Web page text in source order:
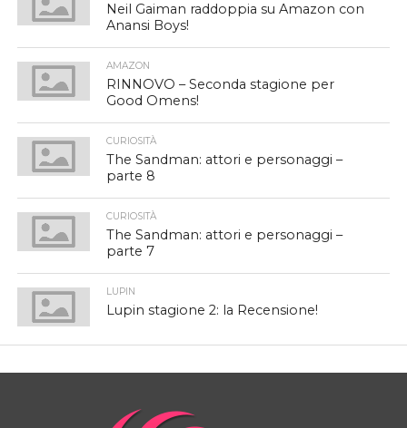
Neil Gaiman raddoppia su Amazon con
Anansi Boys!
AMAZON
RINNOVO – Seconda stagione per
Good Omens!
CURIOSITÀ
The Sandman: attori e personaggi –
parte 8
CURIOSITÀ
The Sandman: attori e personaggi –
parte 7
LUPIN
Lupin stagione 2: la Recensione!